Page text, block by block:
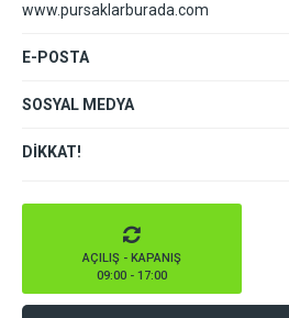
www.pursaklarburada.com
E-POSTA
SOSYAL MEDYA
DİKKAT!
AÇILIŞ - KAPANIŞ
09:00 - 17:00